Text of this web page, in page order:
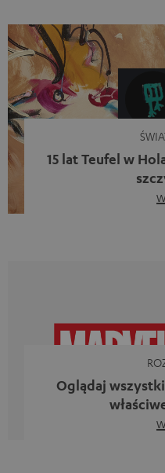
15 lat Teufel w
jednocześnie dać coś
Oglądaj